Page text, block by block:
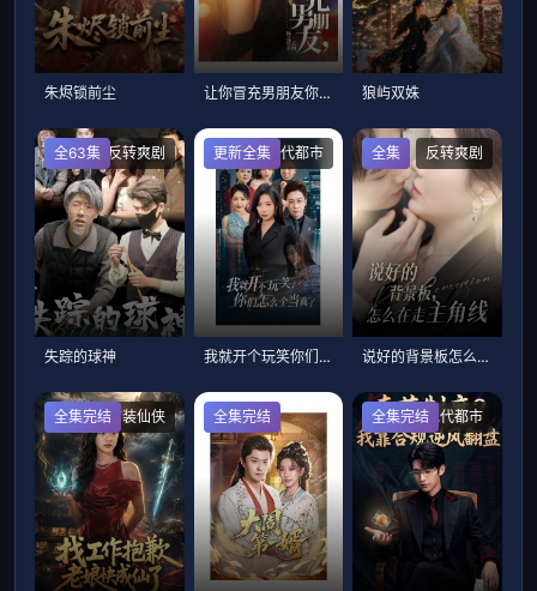
朱烬锁前尘 让你冒充男朋友你竟然来真的 狼屿双姝
反转爽剧
全63集
失踪的球神
现代都市
更新全集
我就开个玩笑你们怎么全当真了
反转爽剧
全集
说好的背景板怎么在走主角线
古装仙侠
全集完结 全集完结 现代都市
全集完结